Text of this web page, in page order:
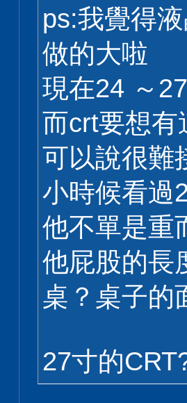
ps:我覺得
做的大啦
現在24 ～
而crt要想有
可以說很難
小時候看過
他不單是重
他屁股的長
桌？桌子的
27寸的